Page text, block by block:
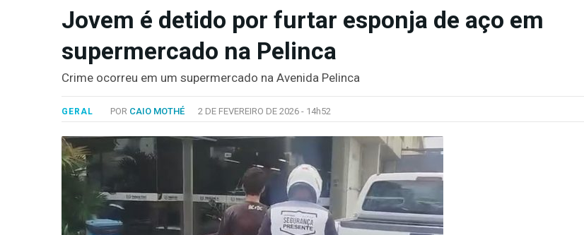
Desenvolvido
Jovem é detido por furtar esponja de aço em
supermercado na Pelinca
Crime ocorreu em um supermercado na Avenida Pelinca
GERAL POR CAIO MOTHÉ 2 DE FEVEREIRO DE 2026 - 14h52